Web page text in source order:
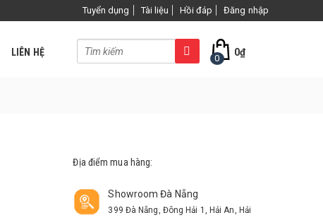
×
Tuyển dụng Tài liệu Hồi đáp Đăng nhập
LIÊN HỆ
0
0₫
Địa điểm mua hàng:
Showroom Đà Nẵng
399 Đà Nẵng, Đông Hải 1, Hải An, Hải